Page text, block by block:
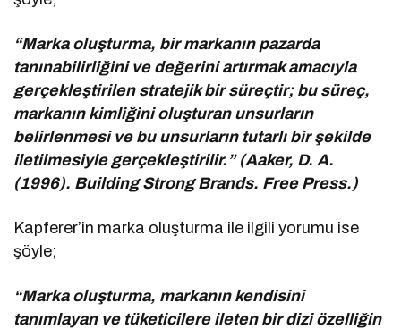
“Marka oluşturma, bir markanın pazarda
tanınabilirliğini ve değerini artırmak amacıyla
gerçekleştirilen stratejik bir süreçtir; bu süreç,
markanın kimliğini oluşturan unsurların
belirlenmesi ve bu unsurların tutarlı bir şekilde
iletilmesiyle gerçekleştirilir.” (Aaker, D. A.
(1996). Building Strong Brands. Free Press.)
Kapferer’in marka oluşturma ile ilgili yorumu ise
şöyle;
“Marka oluşturma, markanın kendisini
tanımlayan ve tüketicilere ileten bir dizi özelliğin